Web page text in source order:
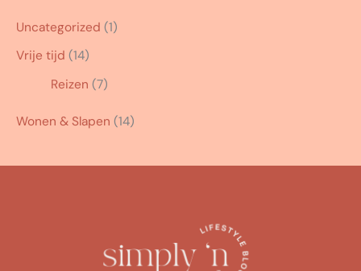
Uncategorized (1)
Vrije tijd (14)
Reizen (7)
Wonen & Slapen (14)